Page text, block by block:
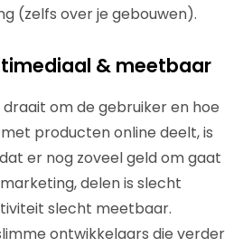
(zelfs over je gebouwen).
& meetbaar
om de gebruiker en hoe
producten online deelt, is
er nog zoveel geld om gaat
delen is slecht
slecht meetbaar.
ontwikkelaars die verder